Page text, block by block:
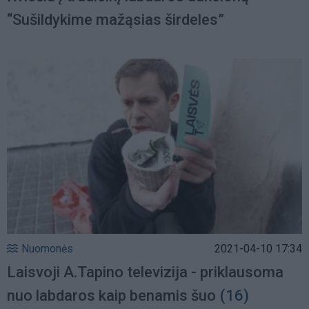
“Sušildykime mažąsias širdeles”
Nuomonės 2021-04-10 17:34
Laisvoji A.Tapino televizija - priklausoma
nuo labdaros kaip benamis šuo (16)